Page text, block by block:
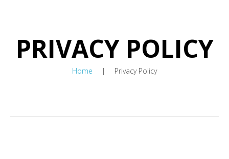
PRIVACY POLICY
Home Privacy Policy